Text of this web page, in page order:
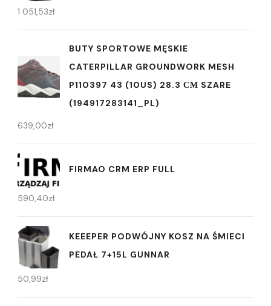
1 051,53zł
BUTY SPORTOWE MĘSKIE
CATERPILLAR GROUNDWORK MESH
P110397 43 (10US) 28.3 СМ SZARE
(194917283141_PL)
639,00zł
FIRMAO CRM ERP FULL
590,40zł
KEEEPER PODWÓJNY KOSZ NA ŚMIECI
PEDAŁ 7+15L GUNNAR
50,99zł